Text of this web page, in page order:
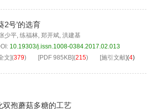
2号’的选育
少平, 练福林, 郑开斌, 洪建基
10.19303/j.issn.1008-0384.2017.02.013
文](379) [PDF 985KB](215) [施引文献](4)
双孢蘑菇多糖的工艺